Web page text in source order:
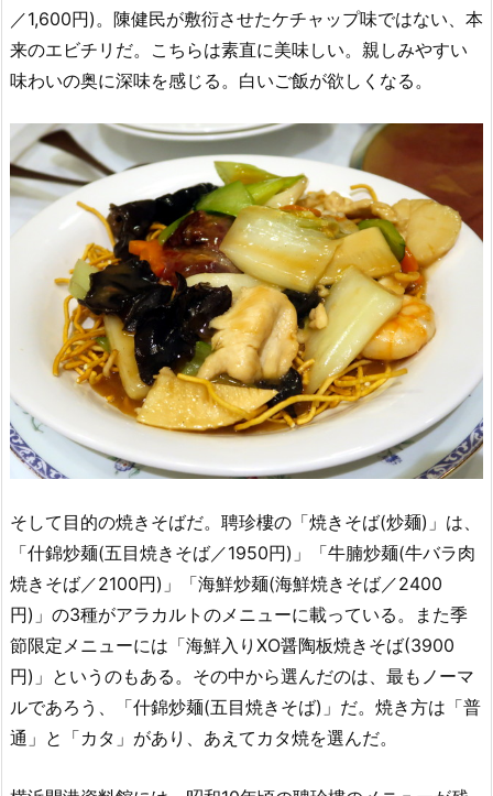
／1,600円)。陳健民が敷衍させたケチャップ味ではない、本
来のエビチリだ。こちらは素直に美味しい。親しみやすい
味わいの奥に深味を感じる。白いご飯が欲しくなる。
そして目的の焼きそばだ。聘珍樓の「焼きそば(炒麺)」は、
「什錦炒麺(五目焼きそば／1950円)」「牛腩炒麺(牛バラ肉
焼きそば／2100円)」「海鮮炒麺(海鮮焼きそば／2400
円)」の3種がアラカルトのメニューに載っている。また季
節限定メニューには「海鮮入りXO醤陶板焼きそば(3900
円)」というのもある。その中から選んだのは、最もノーマ
ルであろう、「什錦炒麺(五目焼きそば)」だ。焼き方は「普
通」と「カタ」があり、あえてカタ焼を選んだ。